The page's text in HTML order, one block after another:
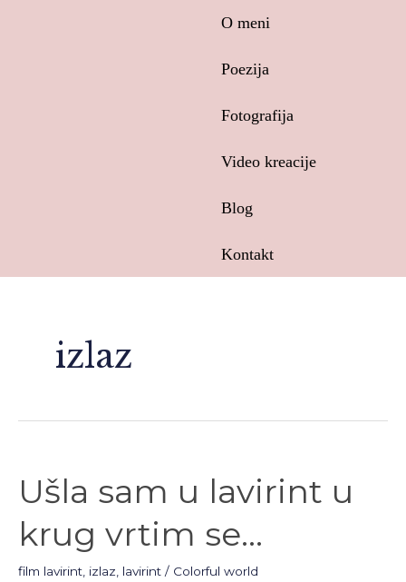
O meni
Poezija
Fotografija
Video kreacije
Blog
Kontakt
izlaz
Ušla sam u lavirint u
krug vrtim se…
film lavirint izlaz lavirint / Colorful world
sam
lavirint
krug